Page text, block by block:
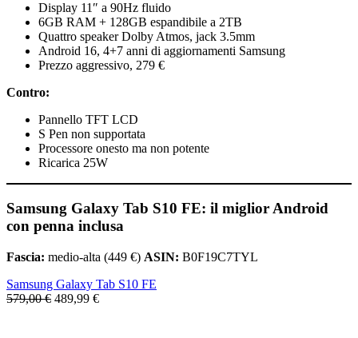
Display 11″ a 90Hz fluido
6GB RAM + 128GB espandibile a 2TB
Quattro speaker Dolby Atmos, jack 3.5mm
Android 16, 4+7 anni di aggiornamenti Samsung
Prezzo aggressivo, 279 €
Contro:
Pannello TFT LCD
S Pen non supportata
Processore onesto ma non potente
Ricarica 25W
Samsung Galaxy Tab S10 FE: il miglior Android
con penna inclusa
Fascia: medio-alta (449 €) ASIN: B0F19C7TYL
Samsung Galaxy Tab S10 FE
579,00 € 489,99 €